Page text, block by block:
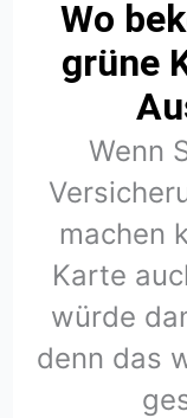
Wo
grüne
Wenn
machen
Karte
würde
denn das